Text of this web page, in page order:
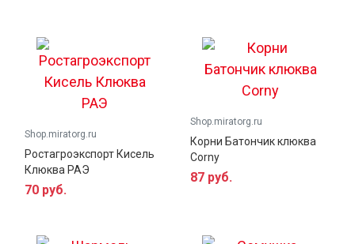
Shop.miratorg.ru
Ростагроэкспорт Кисель
Клюква РАЭ
70 руб.
Shop.miratorg.ru
Корни Батончик клюква
Corny
87 руб.
Гипертоническая болезнь (первичная